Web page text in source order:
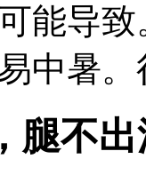
能导
中暑
腿不